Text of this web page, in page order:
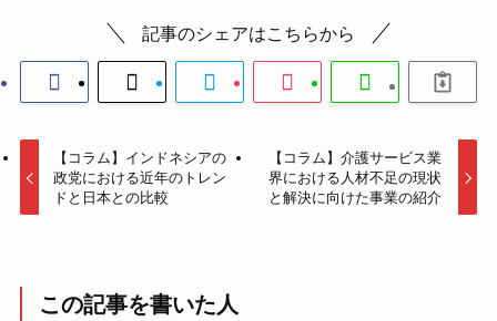
記事のシェアはこちらから
【コラム】インドネシアの
政党における近年のトレン
ドと日本との比較
【コラム】介護サービス業
界における人材不足の現状
と解決に向けた事業の紹介
この記事を書いた人